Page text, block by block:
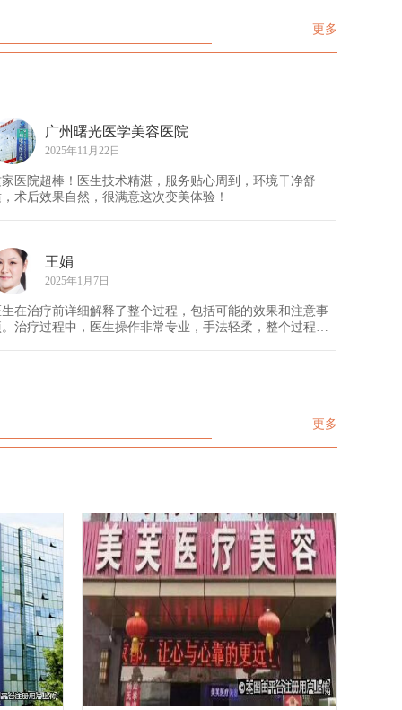
更多
广州曙光医学美容医院
2025年11月22日
医院超棒！医生技术精湛，服务贴心周到，环境干净舒
术后效果自然，很满意这次变美体验！
王娟
2025年1月7日
在治疗前详细解释了整个过程，包括可能的效果和注意事
治疗过程中，医生操作非常专业，手法轻柔，整个过程疼
更多